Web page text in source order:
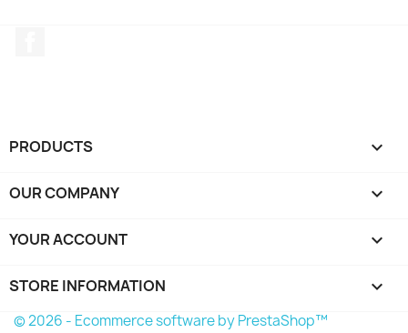
PRODUCTS 
OUR COMPANY 
YOUR ACCOUNT 
STORE INFORMATION keyboard_arrow_down
© 2026 - Ecommerce software by PrestaShop™